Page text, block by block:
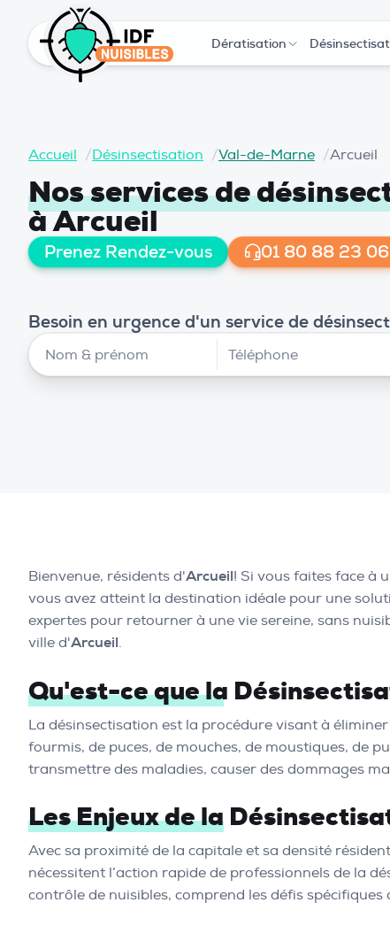
Dératisation
Accueil /Désinsectisation /Val-de-Marne /Arcueil
Nos services de
à Arcueil
Prenez Rendez-vous 01 80 88 23 06
Besoin en urgence d'un service de
Bienvenue, résidents d'Arcueil! Si vous faites face à
vous avez atteint la destination idéale pour une
expertes pour retourner à une vie sereine, sans
ville d'Arcueil.
Qu'est-ce que la
La désinsectisation est la procédure visant à
fourmis, de puces, de mouches, de moustiques, de
transmettre des maladies, causer des dommages
Les Enjeux de la
Avec sa proximité de la capitale et sa densité
nécessitent l’action rapide de professionnels de la
contrôle de nuisibles, comprend les défis spécifiques